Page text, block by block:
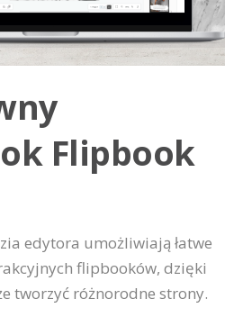
Flipbook
edytora umożliwiają łatwe
flipbooków, dzięki
tworzyć różnorodne strony.